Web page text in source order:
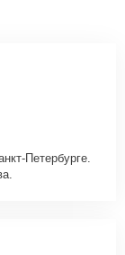
Петербурге.